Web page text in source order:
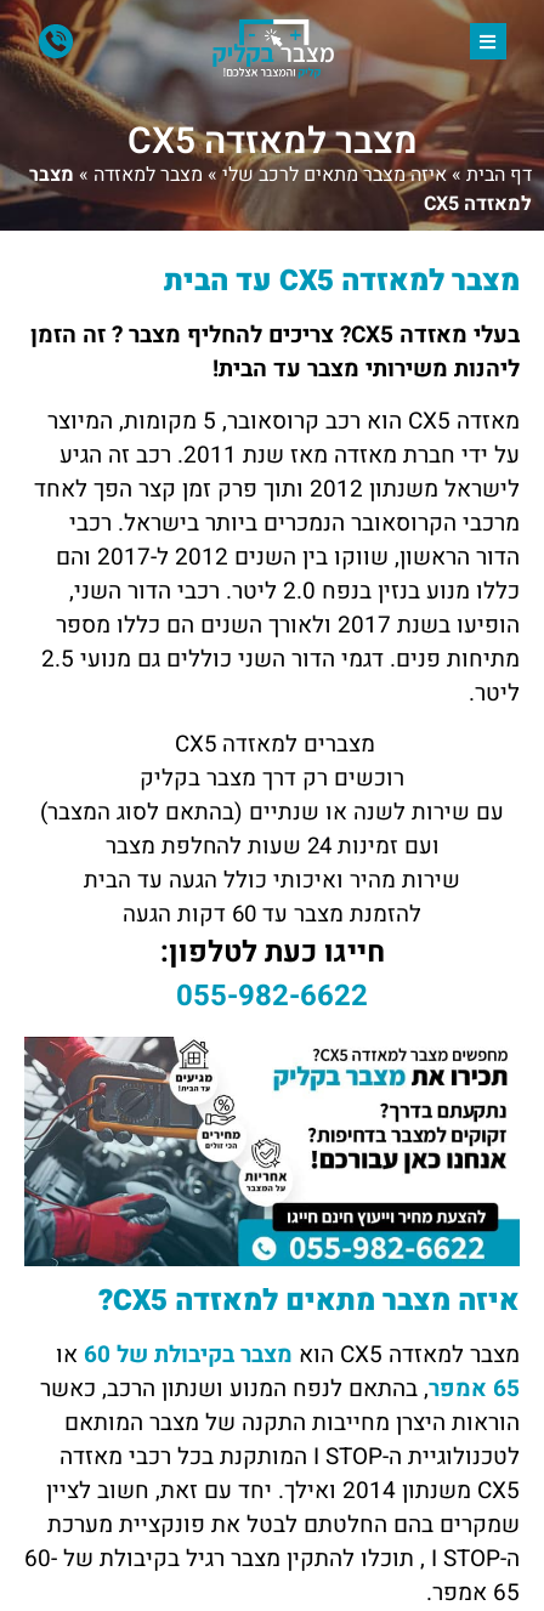
מצבר למאזדה CX5
דף הבית»איזה מצבר מתאים לרכב שלי» מצבר למאזדה » מצבר
למאזדה CX5
מצבר למאזדה CX5 עד הבית
בעלי מאזדה CX5? צריכים להחליף מצבר ? זה הזמן
ליהנות משירותי מצבר עד הבית!
מאזדה CX5 הוא רכב קרוסאובר, 5 מקומות, המיוצר
על ידי חברת מאזדה מאז שנת 2011. רכב זה הגיע
לישראל משנתון 2012 ותוך פרק זמן קצר הפך לאחד
מרכבי הקרוסאובר הנמכרים ביותר בישראל. רכבי
הדור הראשון, שווקו בין השנים 2012 ל-2017 והם
כללו מנוע בנזין בנפח 2.0 ליטר. רכבי הדור השני,
הופיעו בשנת 2017 ולאורך השנים הם כללו מספר
מתיחות פנים. דגמי הדור השני כוללים גם מנועי 2.5
ליטר.
מצברים למאזדה CX5
רוכשים רק דרך מצבר בקליק
עם שירות לשנה או שנתיים (בהתאם לסוג המצבר)
ועם זמינות 24 שעות להחלפת מצבר
שירות מהיר ואיכותי כולל הגעה עד הבית
להזמנת מצבר עד 60 דקות הגעה
חייגו כעת לטלפון:
055-982-6622
איזה מצבר מתאים למאזדה CX5?
מצבר למאזדה CX5 הוא מצבר בקיבולת של 60
או
65 אמפר
, בהתאם לנפח המנוע ושנתון הרכב, כאשר
הוראות היצרן מחייבות התקנה של מצבר המותאם
לטכנולוגיית ה-I STOP המותקנת בכל רכבי מאזדה
CX5 משנתון 2014 ואילך. יחד עם זאת, חשוב לציין
שמקרים בהם החלטתם לבטל את פונקציית מערכת
ה-I STOP , תוכלו להתקין מצבר רגיל בקיבולת של 60-
65 אמפר.